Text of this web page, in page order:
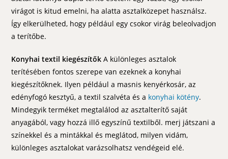
virágot is kitud emelni, ha alatta asztalközepet használsz.
Így elkerülheted, hogy például egy csokor virág beleolvadjon
a terítőbe.
Konyhai textil kiegészítők A különleges asztalok
terítésében fontos szerepe van ezeknek a konyhai
kiegészítőknek. Ilyen például a masnis kenyérkosár, az
edényfogó kesztyű, a textil szalvéta és a konyhai kötény.
Mindegyik terméket megtalálod az asztalterítő saját
anyagából, vagy hozzá illő egyszínű textilből. merj játszani a
színekkel és a mintákkal és meglátod, milyen vidám,
különleges asztalokat varázsolhatsz vendégeid elé.